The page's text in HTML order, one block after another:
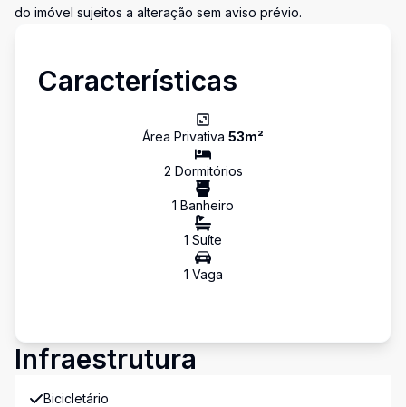
do imóvel sujeitos a alteração sem aviso prévio.
Características
Área Privativa 53m²
2 Dormitórios
1 Banheiro
1 Suíte
1 Vaga
Infraestrutura
Bicicletário